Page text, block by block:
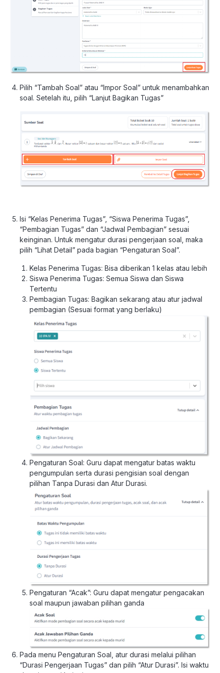
Pilih “Tambah Soal” atau “Impor Soal” untuk menambahkan
soal. Setelah itu, pilih “Lanjut Bagikan Tugas”
Isi “Kelas Penerima Tugas”, “Siswa Penerima Tugas”,
“Pembagian Tugas” dan “Jadwal Pembagian” sesuai
keinginan. Untuk mengatur durasi pengerjaan soal, maka
pilih “Lihat Detail” pada bagian “Pengaturan Soal”.
Kelas Penerima Tugas: Bisa diberikan 1 kelas atau lebih
Siswa Penerima Tugas: Semua Siswa dan Siswa
Tertentu
Pembagian Tugas: Bagikan sekarang atau atur jadwal
pembagian (Sesuai format yang berlaku)
Pengaturan Soal: Guru dapat mengatur batas waktu
pengumpulan serta durasi pengisian soal dengan
pilihan Tanpa Durasi dan Atur Durasi.
Pengaturan “Acak”: Guru dapat mengatur pengacakan
soal maupun jawaban pilihan ganda
Pada menu Pengaturan Soal, atur durasi melalui pilihan
“Durasi Pengerjaan Tugas” dan pilih “Atur Durasi”. Isi waktu